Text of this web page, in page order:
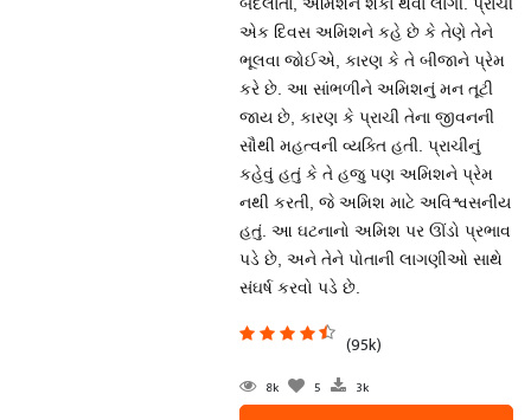
એક દિવસ અમિશને કહે છે કે તેણે તેને
ભૂલવા જોઈએ, કારણ કે તે બીજાને પ્રેમ
કરે છે. આ સાંભળીને અમિશનું મન તૂટી
જાય છે, કારણ કે પ્રાચી તેના જીવનની
સૌથી મહત્વની વ્યક્તિ હતી. પ્રાચીનું
કહેવું હતું કે તે હજુ પણ અમિશને પ્રેમ
નથી કરતી, જે અમિશ માટે અવિશ્વસનીય
હતું. આ ઘટનાનો અમિશ પર ઊંડો પ્રભાવ
પડે છે, અને તેને પોતાની લાગણીઓ સાથે
સંઘર્ષ કરવો પડે છે.
(95k)
8k 5 3k